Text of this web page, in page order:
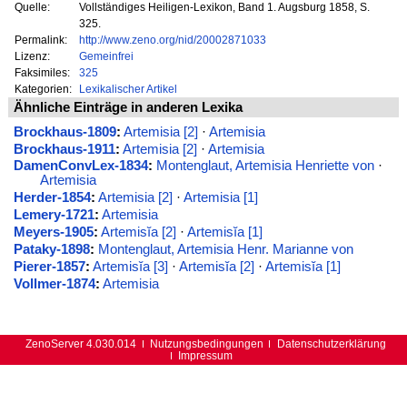
Quelle:
Vollständiges Heiligen-Lexikon, Band 1. Augsburg 1858, S.
325.
Permalink:
http://www.zeno.org/nid/20002871033
Lizenz:
Gemeinfrei
Faksimiles:
325
Kategorien:
Lexikalischer Artikel
Ähnliche Einträge in anderen Lexika
Brockhaus-1809: Artemisia [2] · Artemisia
Brockhaus-1911: Artemisia [2] · Artemisia
DamenConvLex-1834: Montenglaut, Artemisia Henriette von·
Artemisia
Herder-1854: Artemisia [2] · Artemisia [1]
Lemery-1721: Artemisia
Meyers-1905: Artemisĭa [2] · Artemisĭa [1]
Pataky-1898: Montenglaut, Artemisia Henr. Marianne von
Pierer-1857: Artemisĭa [3] · Artemisĭa [2] · Artemisĭa [1]
Vollmer-1874: Artemisia
ZenoServer 4.030.014 Nutzungsbedingungen
Datenschutzerklärung
Impressum